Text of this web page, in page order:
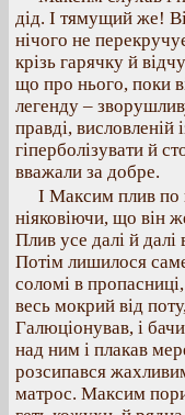
дід. І тямущий же!
нічого не
крізь гарячку й
що про нього, поки
легенду –
правді,
гіперболізувати й
вважали за добре.
І Максим плив по
ніяковіючи, що він
Плив усе далі й
Потім лишилося
соломі в
весь мокрий від
Галюціонував, і
над ним і плакав
розсипався
матрос. Максим